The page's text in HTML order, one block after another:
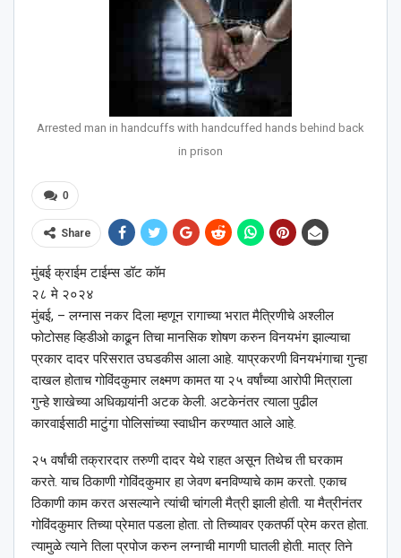
Arrested man in handcuffs with handcuffed hands behind back
in prison
0
Share
मुंबई क्राईम टाईम्स डॉट कॉम
२८ मे २०२४
मुंबई, – लग्नास नकर दिला म्हणून रागाच्या भरात मैत्रिणीचे अश्‍लील
फोटोसह व्हिडीओ काढून तिचा मानसिक शोषण करुन विनयभंग झाल्याचा
प्रकार दादर परिसरात उघडकीस आला आहे. याप्रकरणी विनयभंगाचा गुन्हा
दाखल होताच गोविंदकुमार लक्ष्मण कामत या २५ वर्षांच्या आरोपी मित्राला
गुन्हे शाखेच्या अधिकार्‍यांनी अटक केली. अटकेनंतर त्याला पुढील
कारवाईसाठी माटुंगा पोलिसांच्या स्वाधीन करण्यात आले आहे.
२५ वर्षांची तक्रारदार तरुणी दादर येथे राहत असून तिथेच ती घरकाम
करते. याच ठिकाणी गोविंदकुमार हा जेवण बनविण्याचे काम करतो. एकाच
ठिकाणी काम करत असल्याने त्यांची चांगली मैत्री झाली होती. या मैत्रीनंतर
गोविंदकुमार तिच्या प्रेमात पडला होता. तो तिच्यावर एकतर्फी प्रेम करत होता.
त्यामुळे त्याने तिला प्रपोज करुन लग्नाची मागणी घातली होती. मात्र तिने